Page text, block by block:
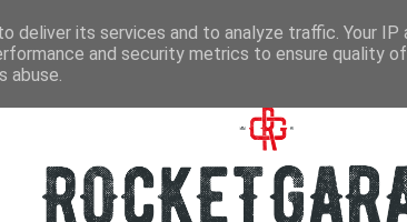
deliver its services and to analyze traffic. Your IP
and security metrics to ensure quality
abuse.